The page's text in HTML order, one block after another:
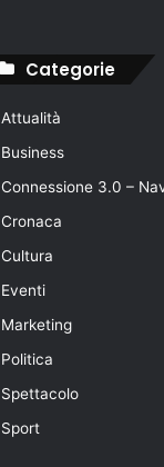
Categorie
Attualità
Business
Connessione 3.0 –
Cronaca
Cultura
Eventi
Marketing
Politica
Spettacolo
Sport